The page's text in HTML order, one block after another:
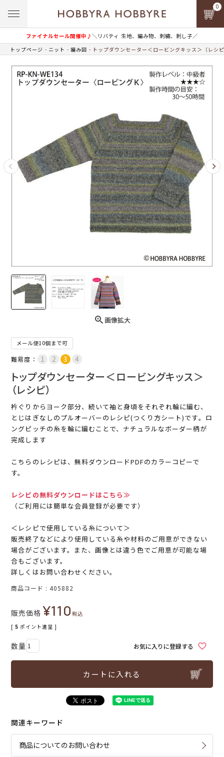
ファイナルセール開催中♪＼リバティ 生地、編み物、刺繍、刺し子／
0
トップページ ニット 編み図 トップダウンセーター＜ロービングキッス＞（レシ
画像拡大
メール便10個まで可
難易度：
トップダウンセーター＜ロービングキッス＞
（レシピ）
衿ぐりからヨーク部分、続いて袖と身頃をそれぞれ輪に編む、
とじはぎなしのプルオーバーのレシピ(つくり方シート)です。ロ
ングピッチの糸を輪に編むことで、ナチュラルなボーダー柄が
完成します
こちらのレシピは、無料ダウンロードPDFのカラーコピーで
す。
レシピの無料ダウンロードはこちら≫
（ご利用には簡単な会員登録が必要です）
＜レシピで使用している糸について＞
販売終了などにより使用している糸や材料のご用意ができない
場合がございます。また、画像とは違う色でご用意が可能な場
合もございます。
詳しくはお問い合わせください。
商品コード 405882
販売価格 ¥110税込
[ 5 ポイント進呈 ]
お気に入りに登録する
カートに入れる
関連キーワード
商品についてのお問い合わせ